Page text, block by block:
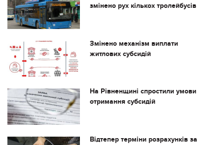
змінено рух кількох тролейбусів
Змінено механізм виплати
житлових субсидій
На Рівненщині спростили умови
отримання субсидій
Відтепер терміни розрахунків за